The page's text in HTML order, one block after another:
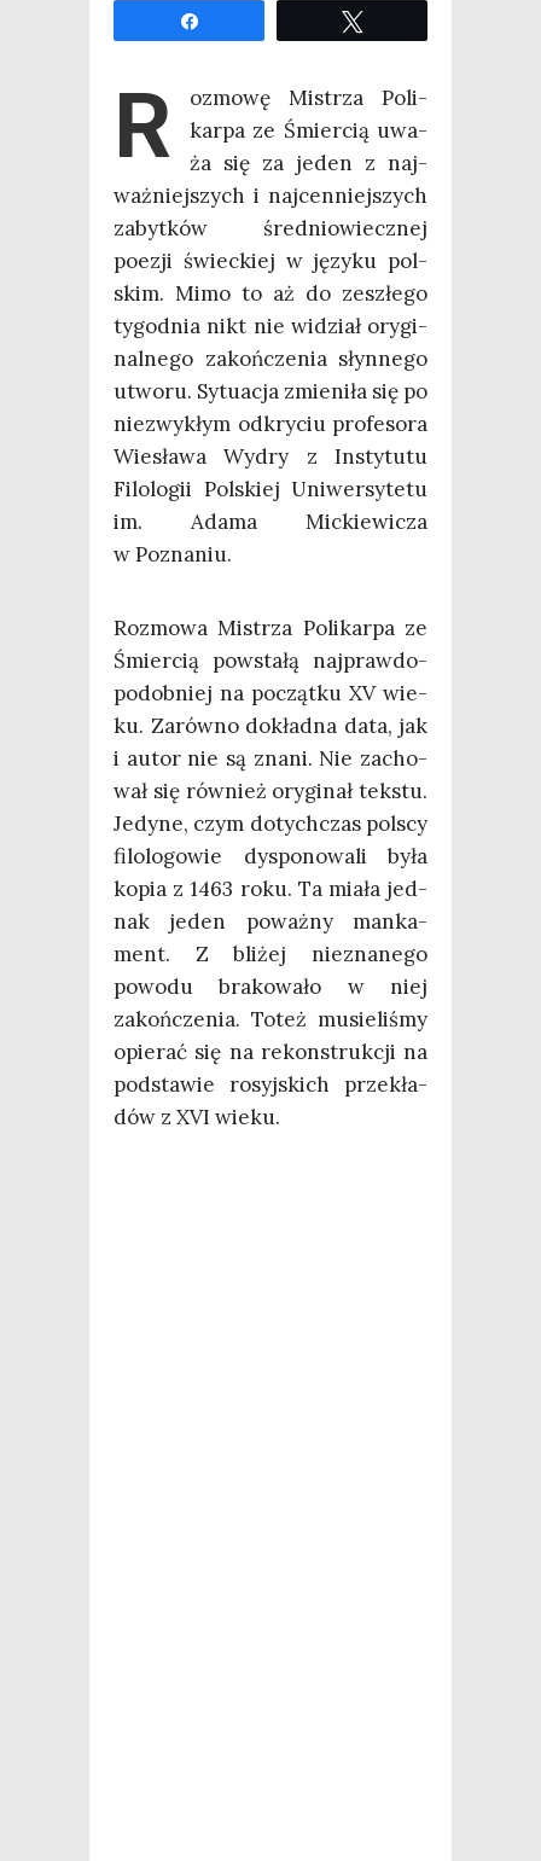
R
oz­mo­wę Mistrza Poli­
kar­pa ze Śmier­cią uwa­
ża się za jeden z naj­
waż­niej­szych i naj­cen­niej­szych
zabyt­ków śre­dnio­wiecz­nej
poezji świec­kiej w języ­ku pol­
skim. Mimo to aż do zeszłe­go
tygo­dnia nikt nie widział ory­gi­
nal­ne­go zakoń­cze­nia słyn­ne­go
utwo­ru. Sytu­acja zmie­ni­ła się po
nie­zwy­kłym odkry­ciu pro­fe­so­ra
Wie­sła­wa Wydry z Insty­tu­tu
Filo­lo­gii Pol­skiej Uni­wer­sy­te­tu
im. Ada­ma Mic­kie­wi­cza
w Poznaniu.
Roz­mo­wa Mistrza Poli­kar­pa ze
Śmier­cią powsta­łą naj­praw­do­
po­dob­niej na począt­ku XV wie­
ku. Zarów­no dokład­na data, jak
i autor nie są zna­ni. Nie zacho­
wał się rów­nież ory­gi­nał tek­stu.
Jedy­ne, czym dotych­czas pol­scy
filo­lo­go­wie dys­po­no­wa­li była
kopia z 1463 roku. Ta mia­ła jed­
nak jeden poważ­ny man­ka­
ment. Z bli­żej nie­zna­ne­go
powo­du bra­ko­wa­ło w niej
zakoń­cze­nia. Toteż musie­li­śmy
opie­rać się na rekon­struk­cji na
pod­sta­wie rosyj­skich prze­kła­
dów z XVI wieku.